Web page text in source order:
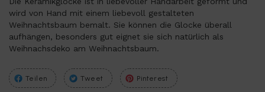
wird von Hand mit einem liebevoll gestalteten
Weihnachtsbaum bemalt. Sie können die Glocke überall
aufhängen, besonders gut eignet sie sich natürlich als
Weihnachsdeko am Weihnachtsbaum.
Teilen Tweet Pinterest